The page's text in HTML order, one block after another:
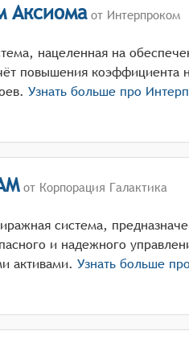
Аксиомаот Интерпроком
нацеленная на
повышения коэффициента
Узнать больше про
от Корпорация Галактика
система,
и надежного
активами. Узнать больше про